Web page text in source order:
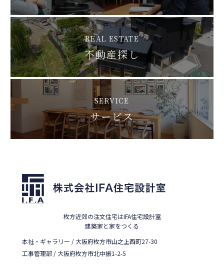
REAL ESTATE
不動産探し
SERVICE
サービス
枚方近郊の注文住宅はIFA住宅設計室
建築家と家をつくる
本社・ギャラリー / 大阪府枚方市山之上西町27-30
工事管理部 / 大阪府枚方市北中振1-2-5